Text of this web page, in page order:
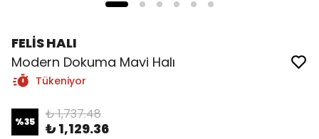
FELİS HALI
Modern Dokuma Mavi Halı
Tükeniyor
%35 ₺ 1,737.48
₺ 1,129.36